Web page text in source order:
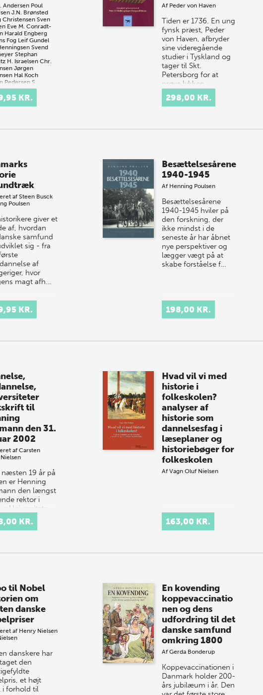
Andersen Poul
J.N. Brønsted
Christensen Sven
Eve M. Conradt-
Harald Engberg
Fog Leif Gundel
Svend
Stephan
H. Israelsen Chr.
Jørgen
Hal Koch
Pedersen S.
Axel Riishøj
Schmidt
Petersen
før der i
- og andre
- begyndte en
debat om
Det
samtidig med,
KR.
Af Peder von Haven
Tiden er 1736. En ung
fynsk præst, Peder
von Haven, afbryder
sine videregående
studier i Tyskland og
tager til Skt.
Petersborg for at
prøve lykken ...…
298,00 KR.
af Steen Busck
Poulsen
giver et
af, hvordan
samfund
sig - fra
af
hvor
magt afh…
KR.
Besættelsesårene
1940-1945
Af Henning Poulsen
Besættelsesårene
1940-1945 hviler på
den forskning, der
ikke mindst i de
seneste år har åbnet
nye perspektiver og
lægger vægt på at
skabe forståelse f…
198,00 KR.
til
den 31.
2002
af Carsten
næsten 19 år på
er Henning
den længst
rektor i
Universitets
og han har
end nogen
KR.
Hvad vil vi med
historie i
folkeskolen?
analyser af
historie som
dannelsesfag i
læseplaner og
historiebøger for
folkeskolen
Af Vagn Oluf Nielsen
163,00 KR.
til Nobel
om
danske
af Henry Nielsen
danskere har
den
et højt
i forhold til
En kovending
koppevaccinatio
nen og dens
udfordring til det
danske samfund
omkring 1800
Af Gerda Bonderup
Koppevaccinationen i
Danmark holder 200-
års jubilæum i år. Den